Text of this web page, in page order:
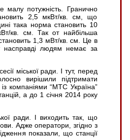
малу потужність. Гранично
2,5 мкВт/кв. см, що
така норма становить 10
кв. см. Так от найбільша
становить 1,3 мВт/кв. см. Це в
насправді людям немає за
міської ради. І тут, перед
вирішили підтримати
компаніями “МТС Україна”
а до 1 січня 2014 року
ради. І виходить так, що
Адже оператори, згідно з
показали, що станції